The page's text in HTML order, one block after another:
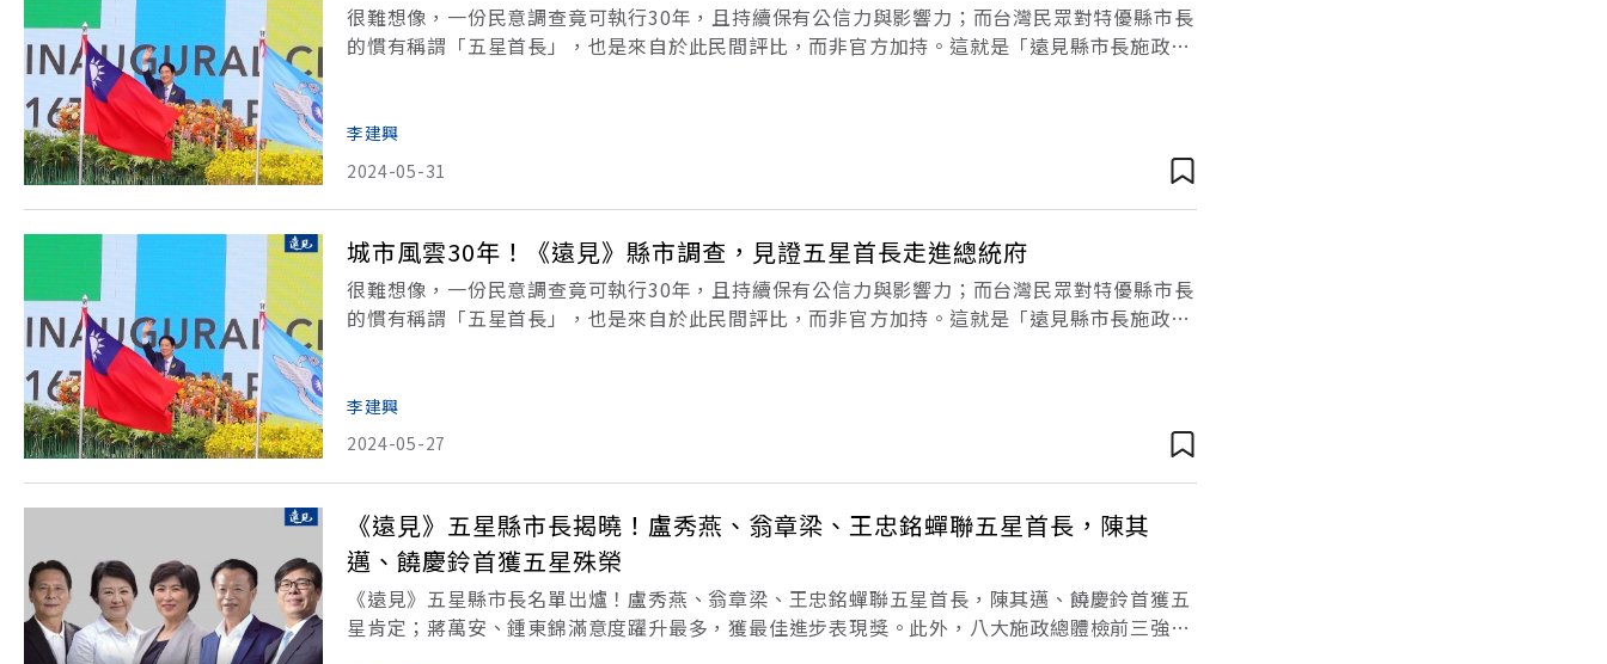
很難想像，一份民意調查竟可執行30年，且持續保有公信力與影響力；而台灣民眾對特優縣市長
的慣有稱謂「五星首長」，也是來自於此民間評比，而非官方加持。這就是「遠見縣市長施政滿
李建興
2024-05-31
城市風雲30年！《遠見》縣市調查，見證五星首長走進總統府
很難想像，一份民意調查竟可執行30年，且持續保有公信力與影響力；而台灣民眾對特優縣市長
的慣有稱謂「五星首長」，也是來自於此民間評比，而非官方加持。這就是「遠見縣市長施政滿
李建興
2024-05-27
《遠見》五星縣市長揭曉！盧秀燕、翁章梁、王忠銘蟬聯五星首長，陳其
邁、饒慶鈴首獲五星殊榮
《遠見》五星縣市長名單出爐！盧秀燕、翁章梁、王忠銘蟬聯五星首長，陳其邁、饒慶鈴首獲五
星肯定；蔣萬安、鍾東錦滿意度躍升最多，獲最佳進步表現獎。此外，八大施政總體檢前三強：